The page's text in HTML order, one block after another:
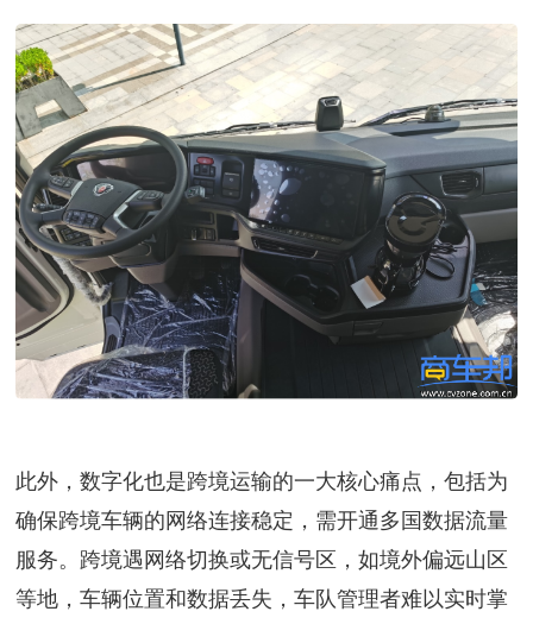
此外，数字化也是跨境运输的一大核心痛点，包括为
确保跨境车辆的网络连接稳定，需开通多国数据流量
服务。跨境遇网络切换或无信号区，如境外偏远山区
等地，车辆位置和数据丢失，车队管理者难以实时掌